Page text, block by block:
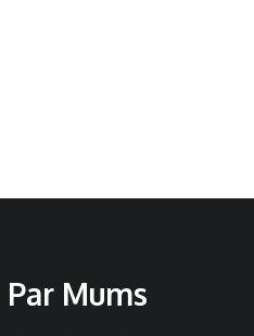
Par Mums